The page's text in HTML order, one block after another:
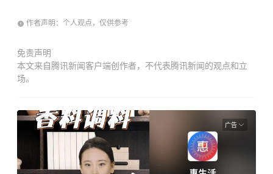
作者声明：个人观点，仅供参考
免责声明
本文来自腾讯新闻客户端创作者，不代表腾讯新闻的观点和立
场。
广告